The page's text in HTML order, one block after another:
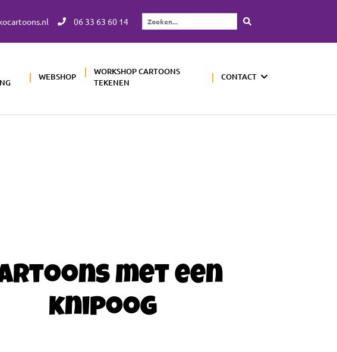
06 33 63 60 14
Zoeken...
WEBSHOP
WORKSHOP CARTOONS
TEKENEN
CONTACT
met een
knipoog